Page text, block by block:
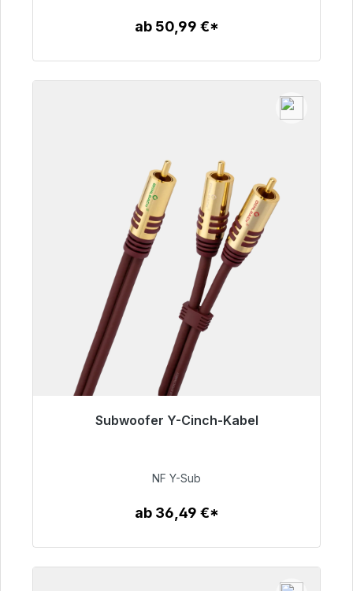
ab 50,99 €*
Subwoofer Y-Cinch-Kabel
50,99 €
NF Y-Sub
ab 36,49 €*